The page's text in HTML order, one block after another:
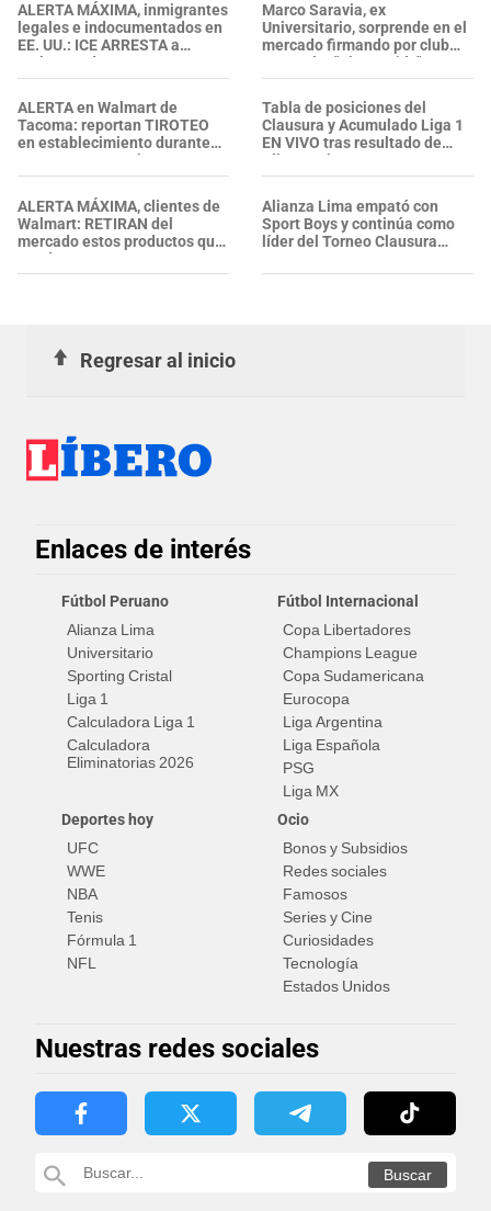
ALERTA MÁXIMA, inmigrantes
legales e indocumentados en
EE. UU.: ICE ARRESTA a
embarazada en aeropuerto;
su prometido EXPONE
situación
ALERTA en Walmart de
Tacoma: reportan TIROTEO
en establecimiento durante
un ARRESTO por hurto, ¿se
confirmaron heridos?
ALERTA MÁXIMA, clientes de
Walmart: RETIRAN del
mercado estos productos que
puedes encontrar en tu
cocina, garajes y armarios
Marco Saravia, ex
Universitario, sorprende en el
mercado firmando por club
campeón: "Bienvenido"
Tabla de posiciones del
Clausura y Acumulado Liga 1
EN VIVO tras resultado de
Alianza Lima y Boys
Alianza Lima empató con
Sport Boys y continúa como
líder del Torneo Clausura
Regresar al inicio
Enlaces de interés
Fútbol Peruano
Alianza Lima
Universitario
Sporting Cristal
Liga 1
Calculadora Liga 1
Calculadora
Eliminatorias 2026
Fútbol Internacional
Copa Libertadores
Champions League
Copa Sudamericana
Eurocopa
Liga Argentina
Liga Española
PSG
Liga MX
Deportes hoy
UFC
WWE
NBA
Tenis
Fórmula 1
NFL
Ocio
Bonos y Subsidios
Redes sociales
Famosos
Series y Cine
Curiosidades
Tecnología
Estados Unidos
Nuestras redes sociales